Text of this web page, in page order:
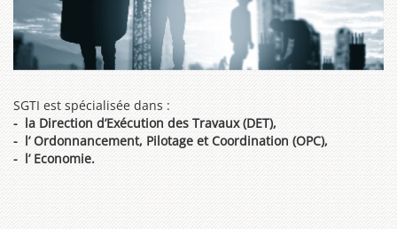
SGTI est spécialisée dans :
- la Direction d’Exécution des Travaux (DET),
- l’Ordonnancement, Pilotage et Coordination (OPC),
- l’ Economie.